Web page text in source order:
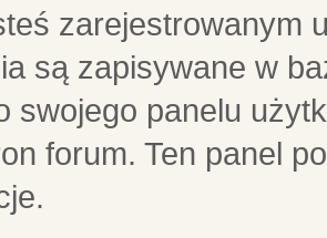
zarejestrowanym
są zapisywane w
swojego panelu
forum. Ten panel